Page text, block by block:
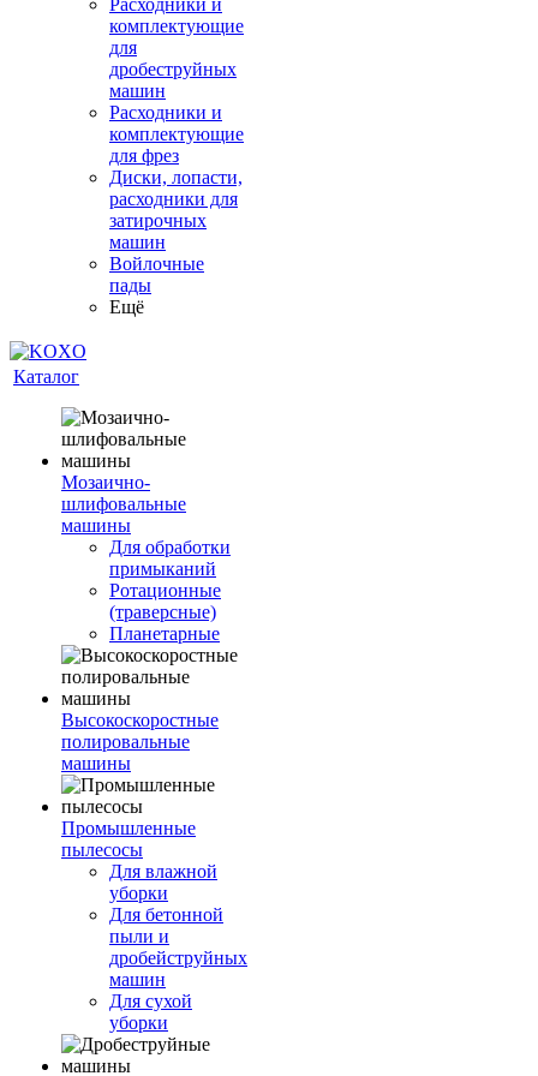
Расходники и
комплектующие
для
дробеструйных
машин
Расходники и
комплектующие
для фрез
Диски, лопасти,
расходники для
затирочных
машин
Войлочные
пады
Ещё
Каталог
Мозаично-
шлифовальные
машины
Для обработки
примыканий
Ротационные
(траверсные)
Планетарные
Высокоскоростные
полировальные
машины
Промышленные
пылесосы
Для влажной
уборки
Для бетонной
пыли и
дробейструйных
машин
Для сухой
уборки